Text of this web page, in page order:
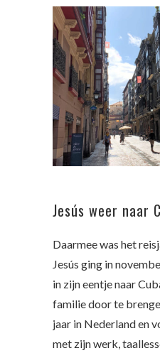
Jesús weer naar
Daarmee was het
Jesús ging in
in zijn eentje naar
familie door te
jaar in Nederland en
met zijn werk,